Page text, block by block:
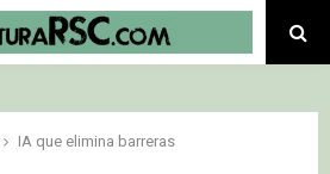
IA que elimina barreras